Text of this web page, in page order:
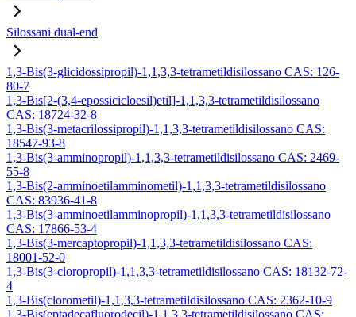
Silossani dual-end
1,3-Bis(3-glicidossipropil)-1,1,3,3-tetrametildisilossano CAS: 126-
80-7
1,3-Bis[2-(3,4-epossicicloesil)etil]-1,1,3,3-tetrametildisilossano
CAS: 18724-32-8
1,3-Bis(3-metacrilossipropil)-1,1,3,3-tetrametildisilossano CAS:
18547-93-8
1,3-Bis(3-amminopropil)-1,1,3,3-tetrametildisilossano CAS: 2469-
55-8
1,3-Bis(2-amminoetilamminometil)-1,1,3,3-tetrametildisilossano
CAS: 83936-41-8
1,3-Bis(3-amminoetilamminopropil)-1,1,3,3-tetrametildisilossano
CAS: 17866-53-4
1,3-Bis(3-mercaptopropil)-1,1,3,3-tetrametildisilossano CAS:
18001-52-0
1,3-Bis(3-cloropropil)-1,1,3,3-tetrametildisilossano CAS: 18132-72-
4
1,3-Bis(clorometil)-1,1,3,3-tetrametildisilossano CAS: 2362-10-9
1,3-Bis(eptadecafluorodecil)-1,1,3,3-tetrametildisilossano CAS: